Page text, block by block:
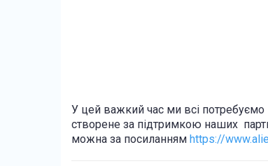
У цей важкий час ми всі
створене за підтримкою наших
можна за посиланням https://